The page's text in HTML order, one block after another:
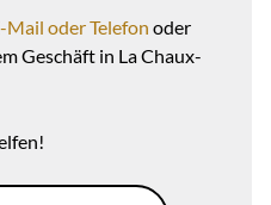
Mail oder Telefon oder
Geschäft in La Chaux-